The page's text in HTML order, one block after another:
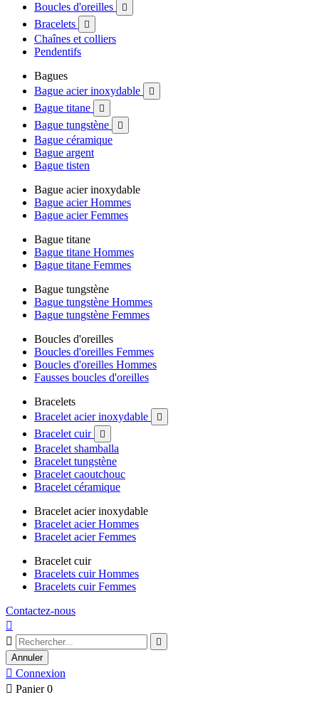
Boucles d'oreilles 
Bracelets 
Chaînes et colliers
Pendentifs
Bagues
Bague acier inoxydable

Bague titane 
Bague tungstène 
Bague céramique
Bague argent
Bague tisten
Bague acier inoxydable
Bague acier Hommes
Bague acier Femmes
Bague titane
Bague titane Hommes
Bague titane Femmes
Bague tungstène
Bague tungstène Hommes
Bague tungstène Femmes
Boucles d'oreilles
Boucles d'oreilles Femmes
Boucles d'oreilles Hommes
Fausses boucles d'oreilles
Bracelets
Bracelet acier inoxydable

Bracelet cuir 
Bracelet shamballa
Bracelet tungstène
Bracelet caoutchouc
Bracelet céramique
Bracelet acier inoxydable
Bracelet acier Hommes
Bracelet acier Femmes
Bracelet cuir
Bracelets cuir Hommes
Bracelets cuir Femmes
Contactez-nous



Annuler
 Connexion
 Panier 0